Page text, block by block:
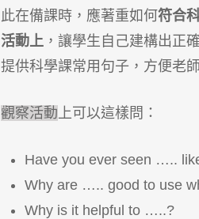
此在備課時，應著重如何符合
活動上 ，讓學生自己建構出正
提供科學課常用句子，方便老
觀察活動 上可以這樣問：
Have you ever seen …..
Why are ….. good to use
Why is it helpful to …..?